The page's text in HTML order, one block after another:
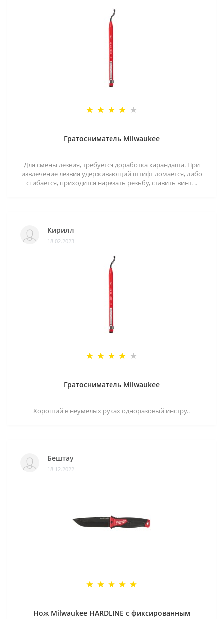
Гратосниматель Milwaukee
Для смены лезвия, требуется доработка карандаша. При
извлечение лезвия удерживающий штифт ломается, либо
сгибается, приходится нарезать резьбу, ставить винт. ..
Кирилл
18.02.2023
Гратосниматель Milwaukee
Хороший в неумелых руках одноразовый инстру..
Бештау
18.12.2022
Нож Milwaukee HARDLINE с фиксированным